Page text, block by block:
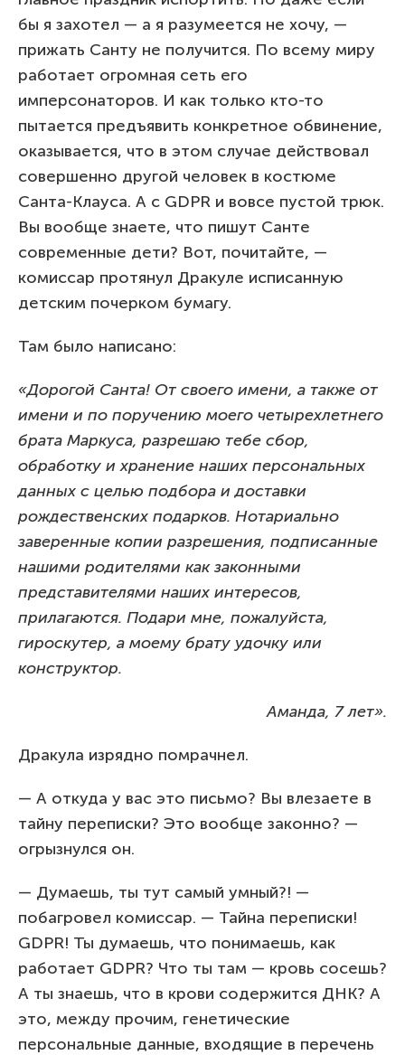
бы я захотел — а я разумеется не хочу, —
прижать Санту не получится. По всему миру
работает огромная сеть его
имперсонаторов. И как только кто-то
пытается предъявить конкретное обвинение,
оказывается, что в этом случае действовал
совершенно другой человек в костюме
Санта-Клауса. А c GDPR и вовсе пустой трюк.
Вы вообще знаете, что пишут Санте
современные дети? Вот, почитайте, —
комиссар протянул Дракуле исписанную
детским почерком бумагу.
Там было написано:
«Дорогой Санта! От своего имени, а также от
имени и по поручению моего четырехлетнего
брата Маркуса, разрешаю тебе сбор,
обработку и хранение наших персональных
данных с целью подбора и доставки
рождественских подарков. Нотариально
заверенные копии разрешения, подписанные
нашими родителями как законными
представителями наших интересов,
прилагаются. Подари мне, пожалуйста,
гироскутер, а моему брату удочку или
конструктор.
Аманда, 7 лет».
Дракула изрядно помрачнел.
— А откуда у вас это письмо? Вы влезаете в
тайну переписки? Это вообще законно? —
огрызнулся он.
— Думаешь, ты тут самый умный?! —
побагровел комиссар. — Тайна переписки!
GDPR! Ты думаешь, что понимаешь, как
работает GDPR? Что ты там — кровь сосешь?
А ты знаешь, что в крови содержится ДНК? А
это, между прочим, генетические
персональные данные, входящие в перечень